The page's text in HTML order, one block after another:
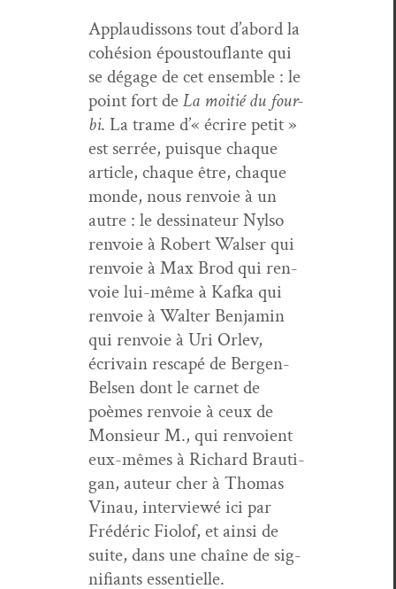
Applaud­is­sons tout d’abord la
cohé­sion épous­tou­flante qui
se dégage de cet ensem­ble : le
point fort deLa moitié du four­
bi. La trame d’« écrire petit »
est ser­rée, puisque chaque
arti­cle, chaque être, chaque
monde, nous ren­voie à un
autre : le dessi­na­teur Nyl­so
ren­voie à Robert Walser qui
ren­voie à Max Brod qui ren­
voie lui-même à Kaf­ka qui
ren­voie à Wal­ter Ben­jamin
qui ren­voie à Uri Orlev,
écrivain rescapé de Bergen-
Belsen dont le car­net de
poèmes ren­voie à ceux de
Mon­sieur M., qui ren­voient
eux-mêmes à Richard Brauti­
gan, auteur cher à Thomas
Vin­au, inter­viewé ici par
Frédéric Fiolof, et ain­si de
suite, dans une chaîne de sig­
nifi­ants essentielle.